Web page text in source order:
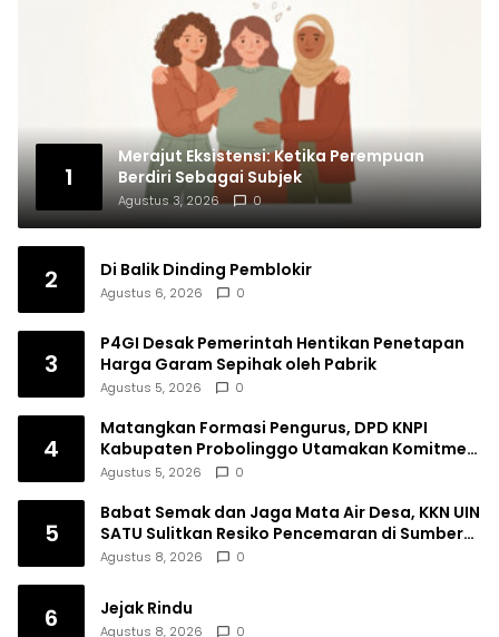
1
Merajut Eksistensi: Ketika Perempuan
Berdiri Sebagai Subjek
Agustus 3, 2026 0
2 Di Balik Dinding Pemblokir
Agustus 6, 2026 0
3
P4GI Desak Pemerintah Hentikan Penetapan
Harga Garam Sepihak oleh Pabrik
Agustus 5, 2026 0
4
Matangkan Formasi Pengurus, DPD KNPI
Kabupaten Probolinggo Utamakan Komitmen
dan Kinerja
Agustus 5, 2026 0
5
Babat Semak dan Jaga Mata Air Desa, KKN UIN
SATU Sulitkan Resiko Pencemaran di Sumber
Ngumbul
Agustus 8, 2026 0
6 Jejak Rindu
Agustus 8, 2026 0